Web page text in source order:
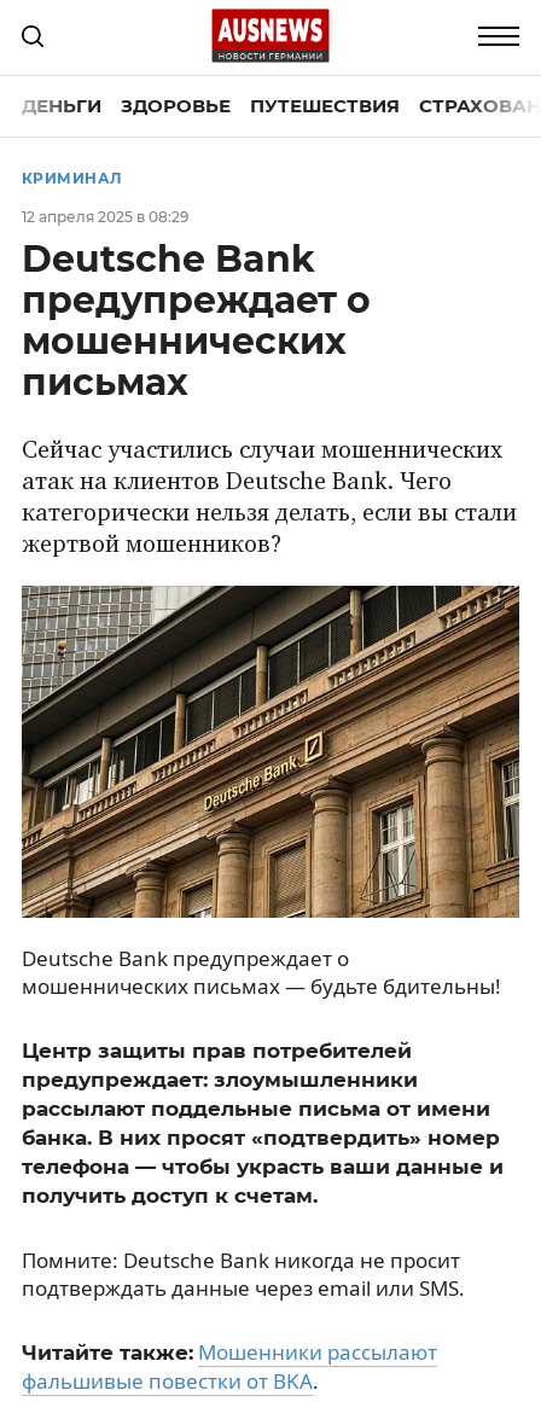
ДЕНЬГИ ЗДОРОВЬЕ ПУТЕШЕСТВИЯ
КРИМИНАЛ
12 апреля 2025 в 08:29
Deutsche Bank
предупреждает о
мошеннических
письмах
Сейчас участились случаи мошеннических
атак на клиентов Deutsche Bank. Чего
категорически нельзя делать, если вы стали
жертвой мошенников?
Deutsche Bank предупреждает о
мошеннических письмах — будьте бдительны!
Центр защиты прав потребителей
предупреждает: злоумышленники
рассылают поддельные письма от имени
банка. В них просят «подтвердить» номер
телефона — чтобы украсть ваши данные и
получить доступ к счетам.
Помните: Deutsche Bank никогда не просит
подтверждать данные через email или SMS.
Читайте также: Мошенники рассылают
фальшивые повестки от BKA.